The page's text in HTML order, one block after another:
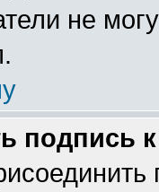
не
подпись